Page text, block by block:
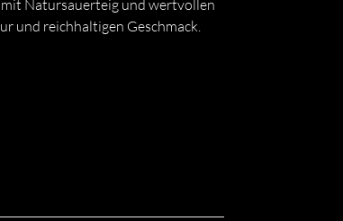
mit Natursauerteig und wertvollen
und reichhaltigen Geschmack.